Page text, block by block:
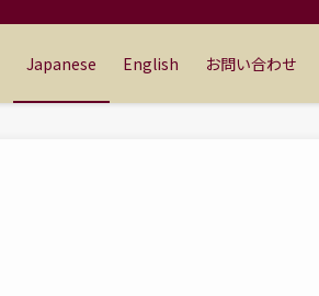
Japanese English お問い合わせ